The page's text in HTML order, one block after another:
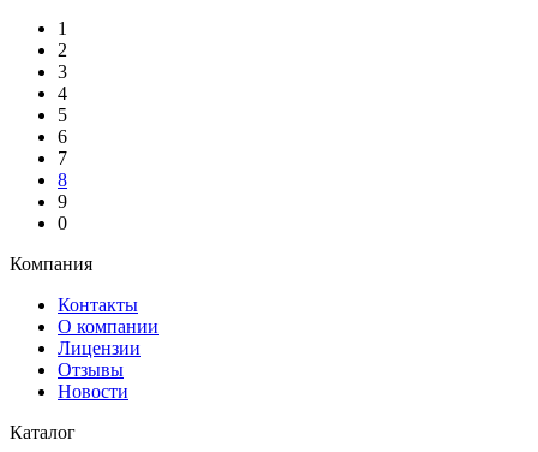
1
2
3
4
5
6
7
8
9
0
Компания
Контакты
О компании
Лицензии
Отзывы
Новости
Каталог